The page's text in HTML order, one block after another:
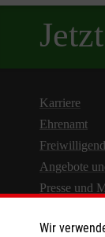
Karriere
Ehrenamt
Angebote
Presse und
Wir